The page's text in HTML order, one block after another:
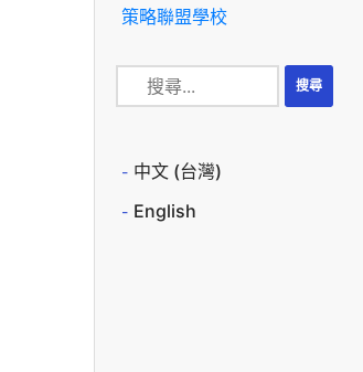
策略聯盟學校
中文 (台灣)
English